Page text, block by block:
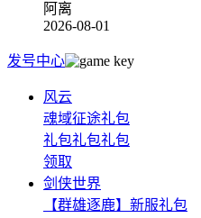
阿离
2026-08-01
发号中心
风云
魂域征途礼包
礼包礼包礼包
领取
剑侠世界
【群雄逐鹿】新服礼包